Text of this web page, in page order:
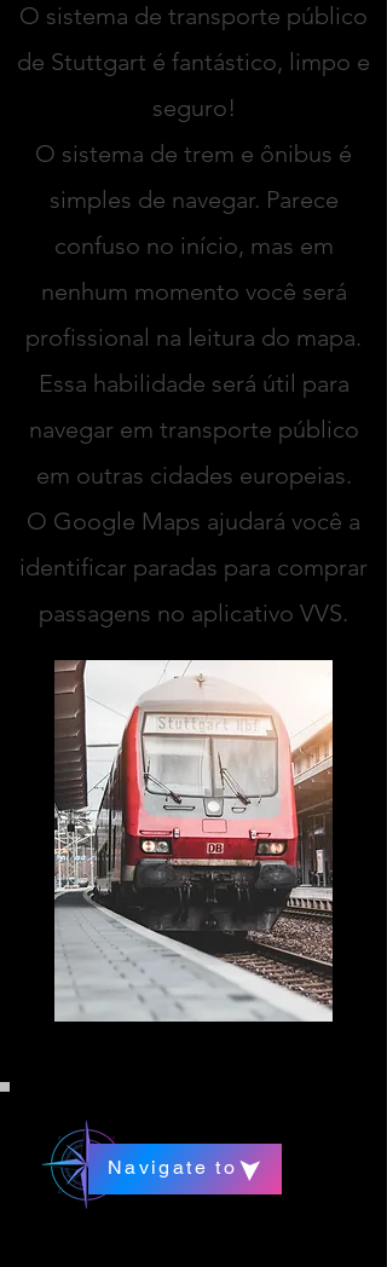
O sistema de transporte público
de Stuttgart é fantástico, limpo e
seguro!
O sistema de trem e ônibus é
simples de navegar. Parece
confuso no início, mas em
nenhum momento você será
profissional na leitura do mapa.
Essa habilidade será útil para
navegar em transporte público
em outras cidades europeias.
O Google Maps ajudará você a
identificar paradas para comprar
passagens no aplicativo VVS.
Navigate to